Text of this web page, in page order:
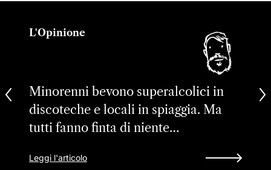
L'Opinione
Minorenni bevono superalcolici in
discoteche e locali in spiaggia. Ma
tutti fanno finta di niente…
Leggi l'articolo